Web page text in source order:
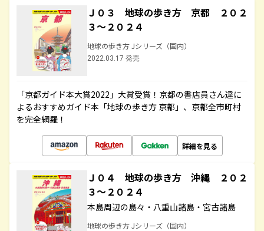
Ｊ０３ 地球の歩き方 京都 ２０２
３～２０２４
地球の歩き方 Jシリーズ（国内）
2022.03.17 発売
「京都ガイド本大賞2022」大賞受賞！京都の書店員さん達に
よるおすすめガイド本「地球の歩き方 京都」、京都全市町村
を完全網羅！
詳細を見る
Ｊ０４ 地球の歩き方 沖縄 ２０２
３～２０２４
本島周辺の島々・八重山諸島・宮古諸島
地球の歩き方 Jシリーズ（国内）